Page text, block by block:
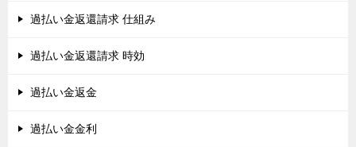
過払い金返還請求 仕組み
過払い金返還請求 時効
過払い金返金
過払い金金利